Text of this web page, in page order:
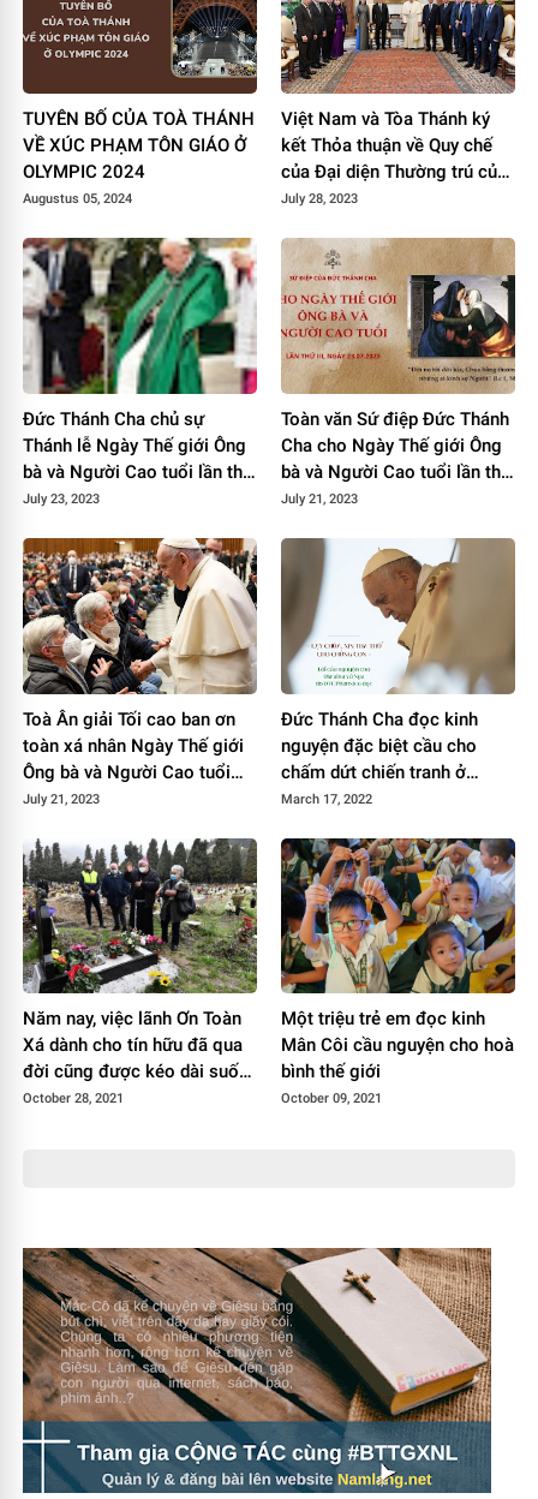
TUYÊN BỐ CỦA TOÀ THÁNH
VỀ XÚC PHẠM TÔN GIÁO Ở
OLYMPIC 2024
Augustus 05, 2024
Việt Nam và Tòa Thánh ký
kết Thỏa thuận về Quy chế
của Đại diện Thường trú của
Tòa Thánh tại Việt Nam
July 28, 2023
Đức Thánh Cha chủ sự
Thánh lễ Ngày Thế giới Ông
bà và Người Cao tuổi lần thứ
3
July 23, 2023
Toàn văn Sứ điệp Đức Thánh
Cha cho Ngày Thế giới Ông
bà và Người Cao tuổi lần thứ
III năm 2023
July 21, 2023
Toà Ân giải Tối cao ban ơn
toàn xá nhân Ngày Thế giới
Ông bà và Người Cao tuổi
lần thứ ba
July 21, 2023
Đức Thánh Cha đọc kinh
nguyện đặc biệt cầu cho
chấm dứt chiến tranh ở
Ucraina
March 17, 2022
Năm nay, việc lãnh Ơn Toàn
Xá dành cho tín hữu đã qua
đời cũng được kéo dài suốt
tháng 11
October 28, 2021
Một triệu trẻ em đọc kinh
Mân Côi cầu nguyện cho hoà
bình thế giới
October 09, 2021